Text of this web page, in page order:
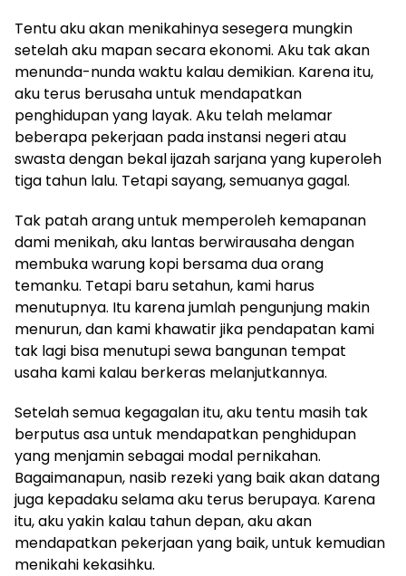
Tentu aku akan menikahinya sesegera mungkin
setelah aku mapan secara ekonomi. Aku tak akan
menunda-nunda waktu kalau demikian. Karena itu,
aku terus berusaha untuk mendapatkan
penghidupan yang layak. Aku telah melamar
beberapa pekerjaan pada instansi negeri atau
swasta dengan bekal ijazah sarjana yang kuperoleh
tiga tahun lalu. Tetapi sayang, semuanya gagal.
Tak patah arang untuk memperoleh kemapanan
dami menikah, aku lantas berwirausaha dengan
membuka warung kopi bersama dua orang
temanku. Tetapi baru setahun, kami harus
menutupnya. Itu karena jumlah pengunjung makin
menurun, dan kami khawatir jika pendapatan kami
tak lagi bisa menutupi sewa bangunan tempat
usaha kami kalau berkeras melanjutkannya.
Setelah semua kegagalan itu, aku tentu masih tak
berputus asa untuk mendapatkan penghidupan
yang menjamin sebagai modal pernikahan.
Bagaimanapun, nasib rezeki yang baik akan datang
juga kepadaku selama aku terus berupaya. Karena
itu, aku yakin kalau tahun depan, aku akan
mendapatkan pekerjaan yang baik, untuk kemudian
menikahi kekasihku.